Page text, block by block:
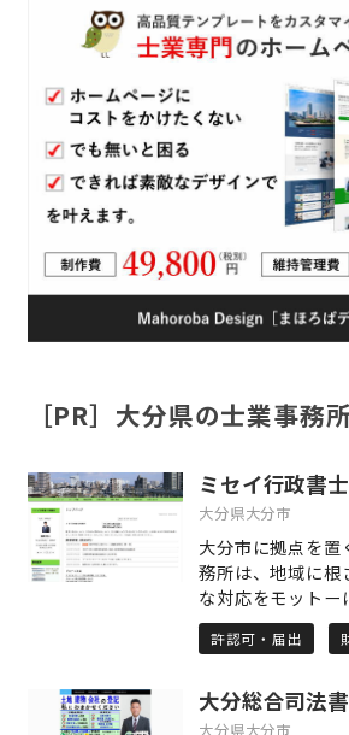
［PR］大分県の士業事務
ミセイ行政書
大分県大分市
大分市に拠点を置
務所は、地域に根
な対応をモットー
ず幅広いご相談に
にドローン関連の
知識と実務経験を
題解決を徹底サポ
許認可・届出
大分総合司法
大分県大分市